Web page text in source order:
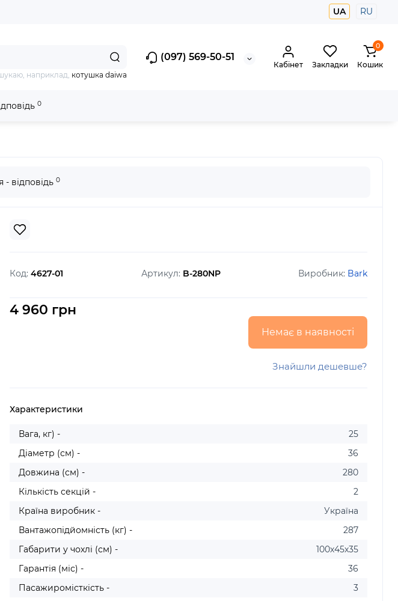
UA RU
(097) 569-50-51
наприклад, котушка daiwa
Кабінет Закладки
0
Кошик
0
- відповідь 0
Код: 4627-01 Артикул: B-280NP Виробник: Bark
4 960 грн
Немає в наявності
Знайшли дешевше?
Характеристики
Вага, кг) -
25
Діаметр (см) -
36
Довжина (см) -
280
Кількість секцій -
2
Країна виробник -
Україна
Вантажопідйомність (кг) -
287
Габарити у чохлі (см) -
100х45х35
Гарантія (міс) -
36
Пасажиромісткість -
3